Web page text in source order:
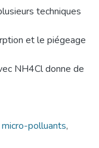
techniques
et le piégeage
NH4Cl donne de
micro-polluants,